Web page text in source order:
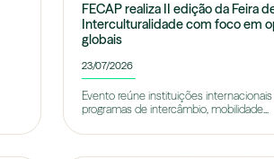
FECAP realiza II edição da Feira
Interculturalidade com foco em
globais
23/07/2026
Evento reúne instituições
programas de intercâmbio, mobilidade...